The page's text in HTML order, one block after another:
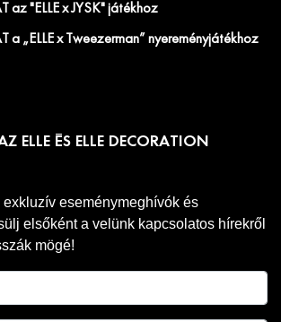
az "ELLE x JYSK" játékhoz
a „ELLE x Tweezerman” nyereményjátékhoz
ELLE ÉS ELLE DECORATION
eseménymeghívók és
elsőként a velünk kapcsolatos hírekről
mögé!